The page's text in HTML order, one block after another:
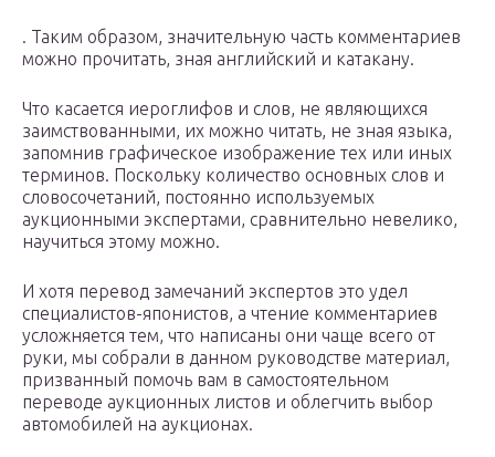
. Таким образом, значительную часть комментариев
можно прочитать, зная английский и катакану.
Что касается иероглифов и слов, не являющихся
заимствованными, их можно читать, не зная языка,
запомнив графическое изображение тех или иных
терминов. Поскольку количество основных слов и
словосочетаний, постоянно используемых
аукционными экспертами, сравнительно невелико,
научиться этому можно.
И хотя перевод замечаний экспертов это удел
специалистов-японистов, а чтение комментариев
усложняется тем, что написаны они чаще всего от
руки, мы собрали в данном руководстве материал,
призванный помочь вам в самостоятельном
переводе аукционных листов и облегчить выбор
автомобилей на аукционах.